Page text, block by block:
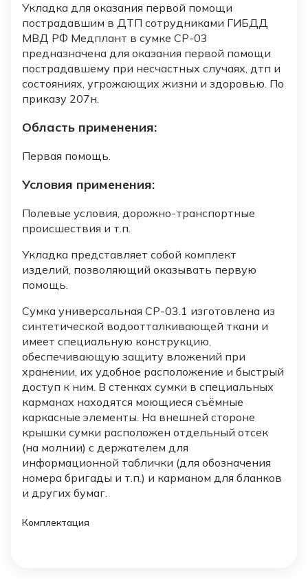
Укладка для оказания первой помощи
пострадавшим в ДТП сотрудниками ГИБДД
МВД РФ Медплант в сумке СР-03
предназначена для оказания первой помощи
пострадавшему при несчастных случаях, дтп и
состояниях, угрожающих жизни и здоровью. По
приказу 207н.
Область применения:
Первая помощь.
Условия применения:
Полевые условия, дорожно-транспортные
происшествия и т.п.
Укладка представляет собой комплект
изделий, позволяющий оказывать первую
помощь.
Сумка универсальная СР-03.1 изготовлена из
синтетической водоотталкивающей ткани и
имеет специальную конструкцию,
обеспечивающую защиту вложений при
хранении, их удобное расположение и быстрый
доступ к ним. В стенках сумки в специальных
карманах находятся моющиеся съёмные
каркасные элементы. На внешней стороне
крышки сумки расположен отдельный отсек
(на молнии) с держателем для
информационной таблички (для обозначения
номера бригады и т.п.) и карманом для бланков
и других бумаг.
Комплектация